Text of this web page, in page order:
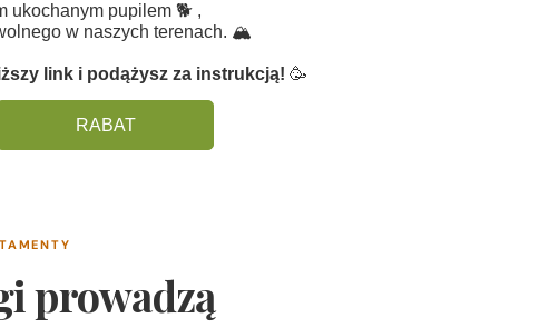
RABAT
pupilem 🐕 ,
w naszych terenach. 🏔️
link i podążysz za instrukcją! 🥳
prowadzą